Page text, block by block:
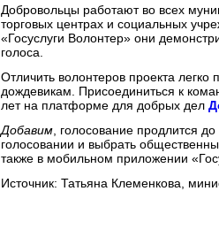
Добровольцы работают во всех
торговых центрах и социальных
«Госуслуги Волонтер» они
голоса.
Отличить волонтеров проекта
дождевикам. Присоединиться к
лет на платформе для добрых дел
Добавим , голосование продлится
голосовании и выбрать
также в мобильном приложении
Источник: Татьяна Клеменкова,